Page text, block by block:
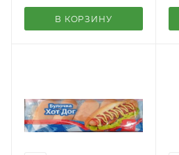
В КОРЗИНУ